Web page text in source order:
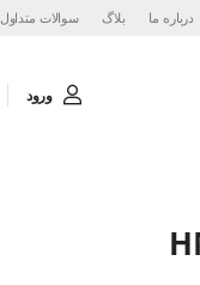
درباره ما بلاگ سوالات متداول
ورود